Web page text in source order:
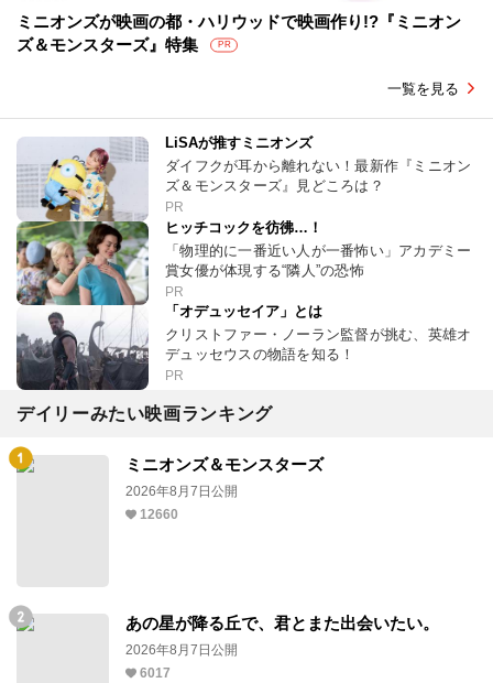
ミニオンズが映画の都・ハリウッドで映画作り!?『ミニオン
ズ＆モンスターズ』特集
PR
一覧を見る
LiSAが推すミニオンズ
ダイフクが耳から離れない！最新作『ミニオン
ズ＆モンスターズ』見どころは？
PR
ヒッチコックを彷彿…！
「物理的に一番近い人が一番怖い」アカデミー
賞女優が体現する“隣人”の恐怖
PR
「オデュッセイア」とは
クリストファー・ノーラン監督が挑む、英雄オ
デュッセウスの物語を知る！
PR
デイリーみたい映画ランキング
ミニオンズ＆モンスターズ
2026年8月7日公開
12660
あの星が降る丘で、君とまた出会いたい。
2026年8月7日公開
6017